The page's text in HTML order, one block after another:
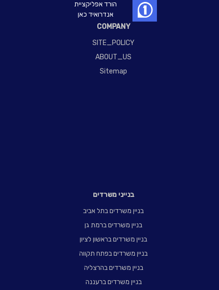
COMPANY
SITE_POLICY
ABOUT_US
Sitemap
בנייני משרדים
בניין משרדים בתל אביב
בניין משרדים ברמת גן
בניין משרדים בראשון לציון
בניין משרדים בפתח תקווה
בניין משרדים בהרצליה
בניין משרדים ברעננה
הורד אפליקציית
אנדרואיד כאן